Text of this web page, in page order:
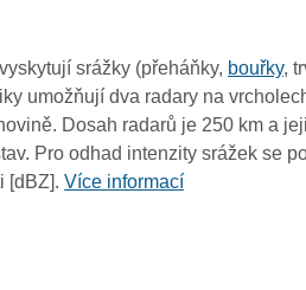
srážky (přeháňky, bouřky,
umožňují dva radary na
Dosah radarů je 250 km a
Pro odhad intenzity srážek se
[dBZ].Více informací